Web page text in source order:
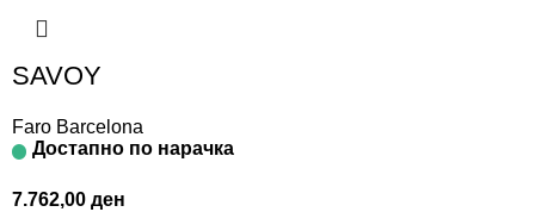
SAVOY
Faro Barcelona
Достапно по нарачка
7.762,00 ден